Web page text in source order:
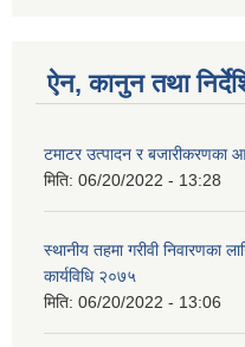
ऐन, कानुन तथा
टमाटर उत्पादन र बजारीकरणका
मिति: 06/20/2022 - 13:28
स्थानीय तहमा गरीवी निवारणका
कार्यविधि २०७५
मिति: 06/20/2022 - 13:06